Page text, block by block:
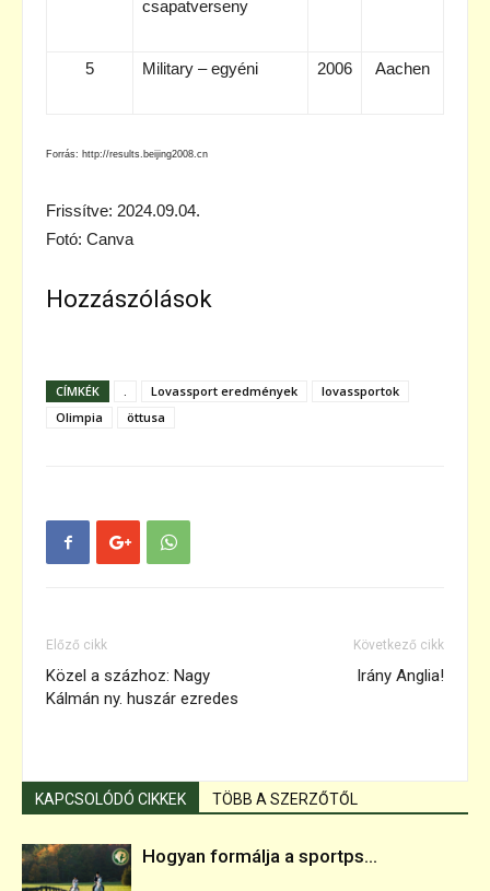
csapatverseny
5 Military – egyéni 2006 Aachen
Forrás: http://results.beijing2008.cn
Frissítve: 2024.09.04.
Fotó: Canva
Hozzászólások
CÍMKÉK . Lovassport eredmények
lovassportok
Olimpia
öttusa
Előző cikk
Közel a százhoz: Nagy
Kálmán ny. huszár ezredes
Következő cikk
Irány Anglia!
KAPCSOLÓDÓ CIKKEK TÖBB A SZERZŐTŐL
Hogyan formálja a sportps...